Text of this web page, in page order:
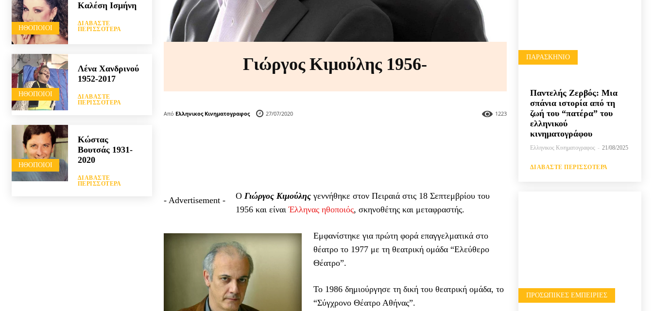
HΘΟΠΟΙΟΊ
Καλέση Ισμήνη
ΔΙΑΒΆΣΤΕ
ΠΕΡΙΣΣΌΤΕΡΑ
HΘΟΠΟΙΟΊ
Λένα Χανδρινού
1952-2017
ΔΙΑΒΆΣΤΕ
ΠΕΡΙΣΣΌΤΕΡΑ
HΘΟΠΟΙΟΊ
Κώστας
Βουτσάς 1931-
2020
ΔΙΑΒΆΣΤΕ
ΠΕΡΙΣΣΌΤΕΡΑ
Γιώργος Κιμούλης 1956-
Από Ελληνικος Κινηματογραφος 27/07/2020 1223
- Advertisement - Ο Γιώργος Κιμούληςγεννήθηκε στον Πειραιά στις 18 Σεπτεμβρίου του
1956 και είναιΈλληνας ηθοποιός, σκηνοθέτης και μεταφραστής.
Εμφανίστηκε για πρώτη φορά επαγγελματικά στο
θέατρο το 1977 με τη θεατρική ομάδα “Ελεύθερο
Θέατρο”.
Το 1986 δημιούργησε τη δική του θεατρική ομάδα, το
“Σύγχρονο Θέατρο Αθήνας”.
ΠΑΡΑΣΚΉΝΙΟ
Παντελής Ζερβός: Μια
σπάνια ιστορία από τη
ζωή του “πατέρα” του
ελληνικού
κινηματογράφου
Ελληνικος Κινηματογραφος - 21/08/2025
ΔΙΑΒΆΣΤΕ ΠΕΡΙΣΣΌΤΕΡΑ
ΠΡΟΣΩΠΙΚΈΣ ΕΜΠΕΙΡΊΕΣ